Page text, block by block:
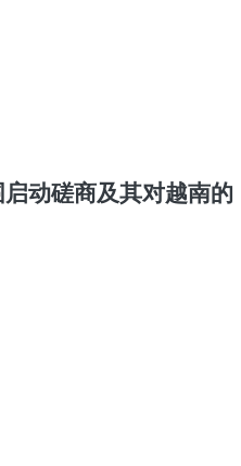
动磋商及其对越南的